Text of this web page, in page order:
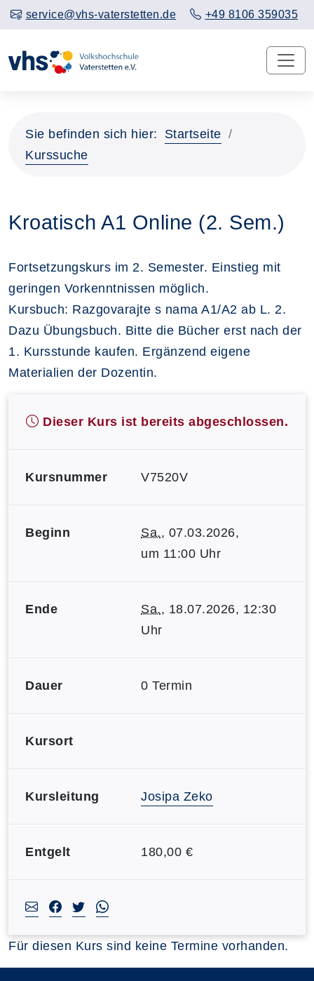
service@vhs-vaterstetten.de +49 8106 359035
Sie befinden sich hier:
Startseite
Kurssuche
Kroatisch A1 Online (2. Sem.)
Fortsetzungskurs im 2. Semester. Einstieg mit
geringen Vorkenntnissen möglich.
Kursbuch: Razgovarajte s nama A1/A2 ab L. 2.
Dazu Übungsbuch. Bitte die Bücher erst nach der
1. Kursstunde kaufen. Ergänzend eigene
Materialien der Dozentin.
Dieser Kurs ist bereits abgeschlossen.
Kursnummer V7520V
Beginn Sa., 07.03.2026,
um 11:00 Uhr
Ende Sa., 18.07.2026, 12:30
Uhr
Dauer 0 Termin
Kursort
Kursleitung Josipa Zeko
Entgelt 180,00 €
Für diesen Kurs sind keine Termine vorhanden.